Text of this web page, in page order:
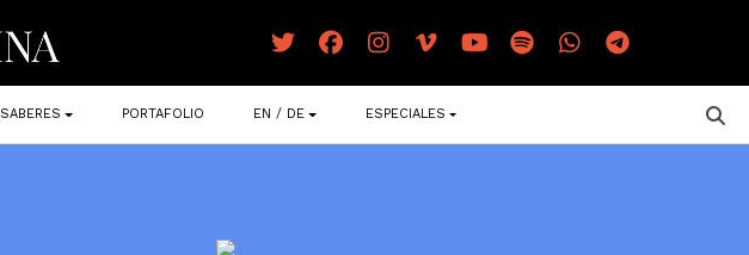
SABERES PORTAFOLIO EN / DE ESPECIALES